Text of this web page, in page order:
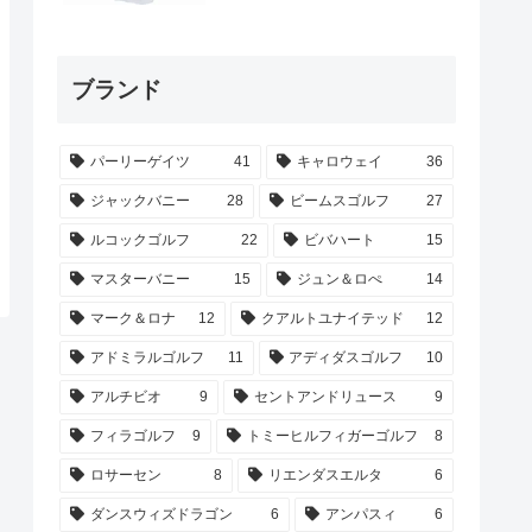
ブランド
パーリーゲイツ 41 キャロウェイ 36
ジャックバニー 28 ビームスゴルフ 27
ルコックゴルフ 22 ビバハート 15
マスターバニー 15 ジュン＆ロぺ 14
マーク＆ロナ 12 クアルトユナイテッド 12
アドミラルゴルフ 11 アディダスゴルフ 10
アルチビオ 9 セントアンドリュース 9
フィラゴルフ 9 トミーヒルフィガーゴルフ 8
ロサーセン 8 リエンダスエルタ 6
ダンスウィズドラゴン 6 アンパスィ 6